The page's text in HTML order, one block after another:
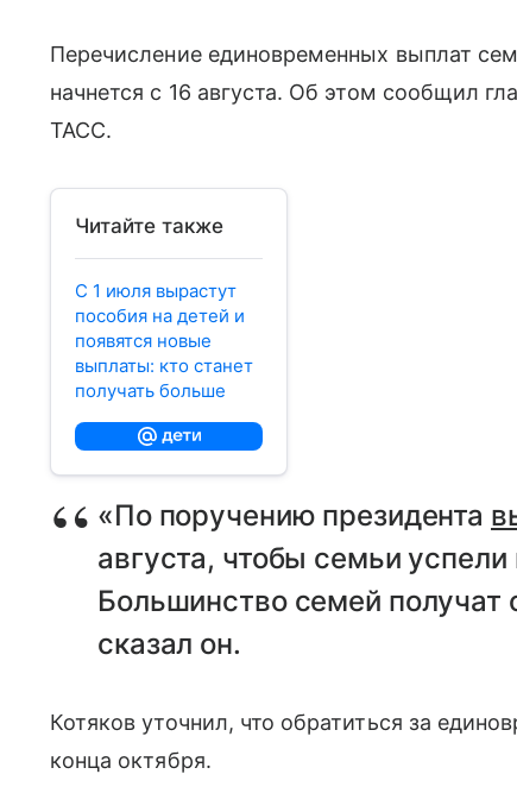
Перечисление единовременных выплат
начнется с 16 августа. Об этом сообщил
ТАСС.
Читайте также
С 1 июля вырастут
пособия на детей и
появятся новые
выплаты: кто станет
получать больше
«По поручению президента
августа, чтобы семьи
Большинство семей получат
сказал он.
Котяков уточнил, что обратиться за
конца октября.